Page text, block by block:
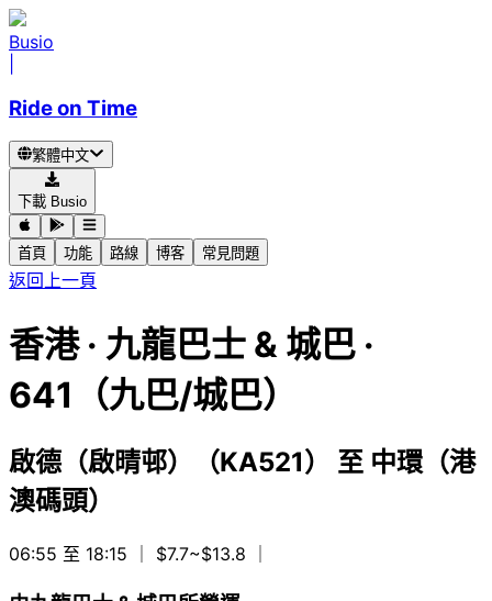
Busio
Ride on Time
繁體中文
下載 Busio
首頁 功能 路線 博客 常見問題
返回上一頁
香港· 九龍巴士 & 城巴 ·
641（九巴/城巴）
啟德（啟晴邨）（KA521） 至 中環（港
澳碼頭）
06:55 至 18:15 ｜ $7.7~$13.8